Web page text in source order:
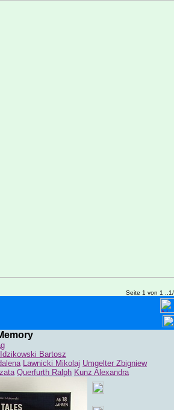
Seite 1 von 1
Idzikowski Bartosz
Lawnicki Mikolaj Umgelter Zbigniew
Querfurth Ralph Kunz Alexandra